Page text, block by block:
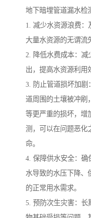
地下暗埋管道漏水检
1. 减少水资源浪费
大量水资源的无谓流
2. 降低水费成本：
出，提高水资源利用
3. 防止管道损坏加剧
道周围的土壤被冲刷
等更严重的损坏，增
测，可以在问题恶化
命。
4. 保障供水安全：确
水导致的水压下降、
的正常用水需求。
5. 预防次生灾害：长